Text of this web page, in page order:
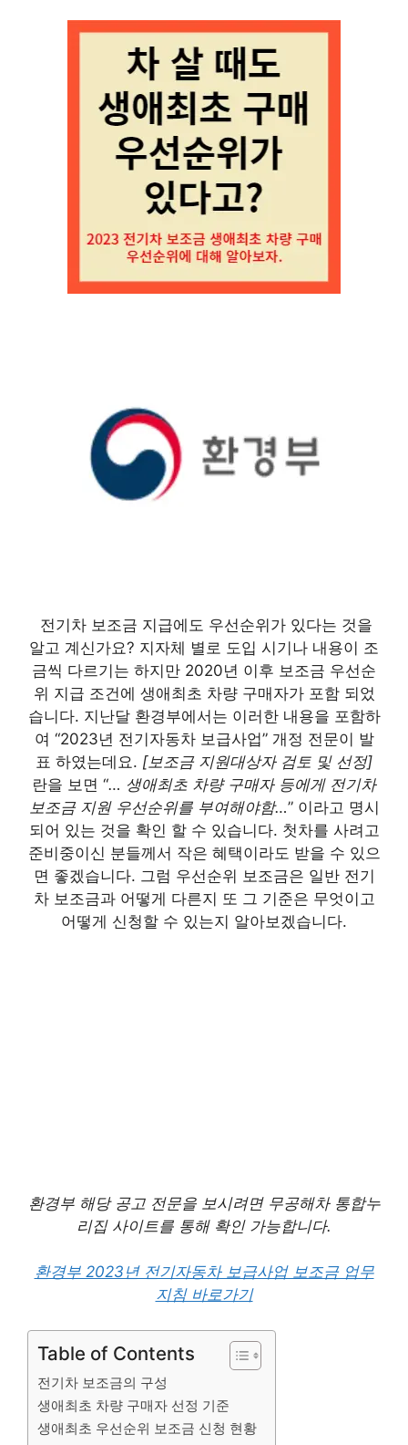
전기차 보조금 지급에도 우선순위가 있다는 것을
알고 계신가요? 지자체 별로 도입 시기나 내용이 조
금씩 다르기는 하지만 2020년 이후 보조금 우선순
위 지급 조건에 생애최초 차량 구매자가 포함 되었
습니다. 지난달 환경부에서는 이러한 내용을 포함하
여 “2023년 전기자동차 보급사업” 개정 전문이 발
표 하였는데요. [보조금 지원대상자 검토 및 선정]
란을 보면 “… 생애최초 차량 구매자 등에게 전기차
보조금 지원 우선순위를 부여해야함…” 이라고 명시
되어 있는 것을 확인 할 수 있습니다. 첫차를 사려고
준비중이신 분들께서 작은 혜택이라도 받을 수 있으
면 좋겠습니다. 그럼 우선순위 보조금은 일반 전기
차 보조금과 어떻게 다른지 또 그 기준은 무엇이고
어떻게 신청할 수 있는지 알아보겠습니다.
환경부 해당 공고 전문을 보시려면 무공해차 통합누
리집 사이트를 통해 확인 가능합니다.
환경부 2023년 전기자동차 보급사업 보조금 업무
지침 바로가기
Table of Contents
전기차 보조금의 구성
생애최초 차량 구매자 선정 기준
생애최초 우선순위 보조금 신청 현황